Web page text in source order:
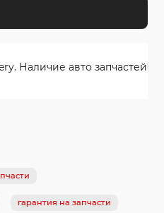
Наличие авто запчастей
гарантия на запчасти